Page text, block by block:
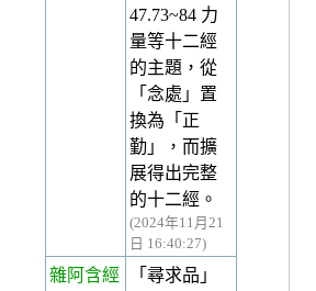
47.73~84 力
量等十二經
的主題，從
「念處」置
換為「正
勤」，而擴
展得出完整
的十二經。
(2024年11月21
日 16:40:27)
雜阿含經
「尋求品」